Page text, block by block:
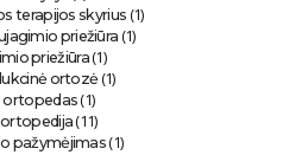
terapijos skyrius (1)
priežiūra (1)
priežiūra(1)
ortozė(1)
ortopedas (1)
(11)
pažymėjimas (1)